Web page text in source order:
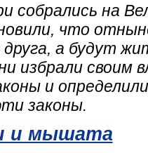
собрались на
что
а будут
избрали своим
и
законы.
и мышата